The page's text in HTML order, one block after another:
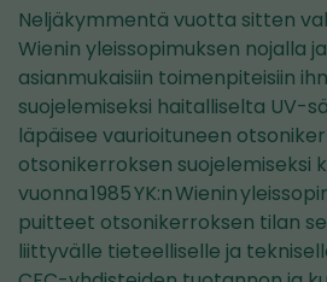
Neljäkymmentä vuotta sitten
Wienin yleissopimuksen nojalla
asianmukaisiin toimenpiteisiin
suojelemiseksi haitalliselta UV-
läpäisee vaurioituneen
otsonikerroksen suojelemiseksi
vuonna 1985 YK:n Wienin
puitteet otsonikerroksen tilan
liittyvälle tieteelliselle ja